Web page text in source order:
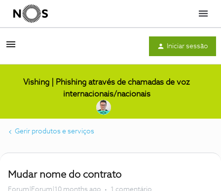
Menu
Iniciar sessão
Vishing | Phishing através de chamadas de voz
internacionais/nacionais
Gerir produtos e serviços
Mudar nome do contrato
Forum|Forum|10 months ago 1 comentário